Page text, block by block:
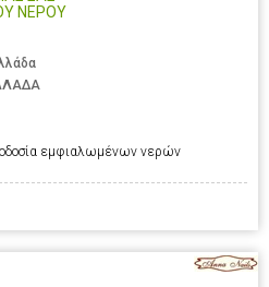
ΝΕΡΟΥ
εμφιαλωμένων νερών